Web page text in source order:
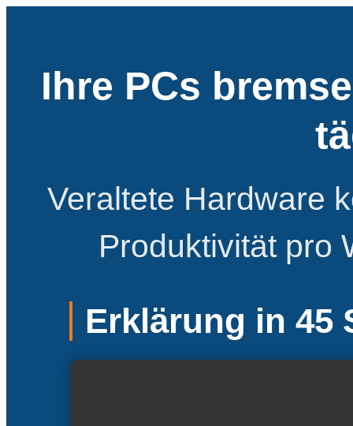
Ihre PCs
Veraltete Hardware
Produktivität pro
Erklärung in 45